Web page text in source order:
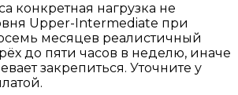
конкретная нагрузка не
Upper-Intermediate при
месяцев реалистичный
до пяти часов в неделю, иначе
закрепиться. Уточните у